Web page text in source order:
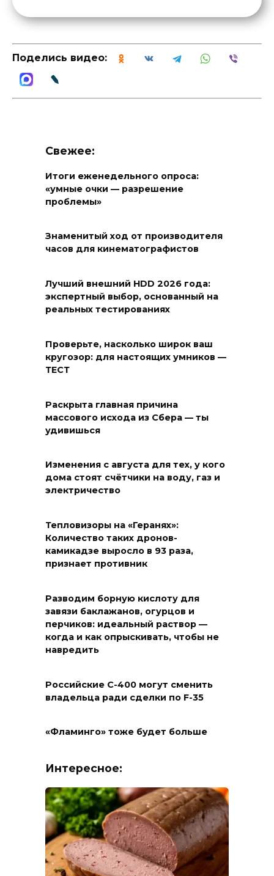
Поделись видео:
Свежее:
Итоги еженедельного опроса:
«умные очки — разрешение
проблемы»
Знаменитый ход от производителя
часов для кинематографистов
Лучший внешний HDD 2026 года:
экспертный выбор, основанный на
реальных тестированиях
Проверьте, насколько широк ваш
кругозор: для настоящих умников —
ТЕСТ
Раскрыта главная причина
массового исхода из Сбера — ты
удивишься
Изменения с августа для тех, у кого
дома стоят счётчики на воду, газ и
электричество
Тепловизоры на «Геранях»:
Количество таких дронов-
камикадзе выросло в 93 раза,
признает противник
Разводим борную кислоту для
завязи баклажанов, огурцов и
перчиков: идеальный раствор —
когда и как опрыскивать, чтобы не
навредить
Российские С-400 могут сменить
владельца ради сделки по F-35
«Фламинго» тоже будет больше
Интересное: